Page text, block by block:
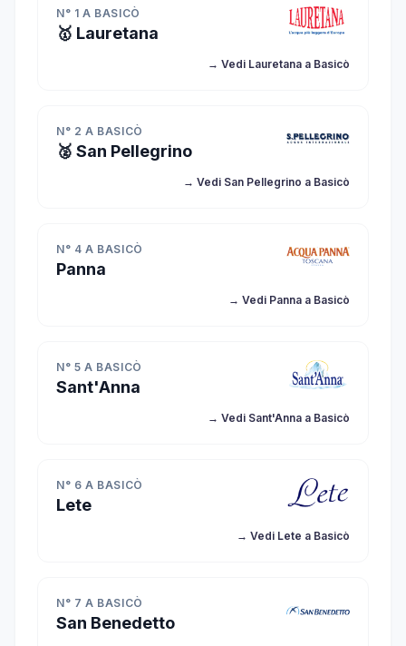
N° 1 A BASICÒ
🥇 Lauretana
→ Vedi Lauretana a Basicò
N° 2 A BASICÒ
🥈 San Pellegrino
→ Vedi San Pellegrino a Basicò
N° 4 A BASICÒ
Panna
→ Vedi Panna a Basicò
N° 5 A BASICÒ
Sant'Anna
→ Vedi Sant'Anna a Basicò
N° 6 A BASICÒ
Lete
→ Vedi Lete a Basicò
N° 7 A BASICÒ
San Benedetto